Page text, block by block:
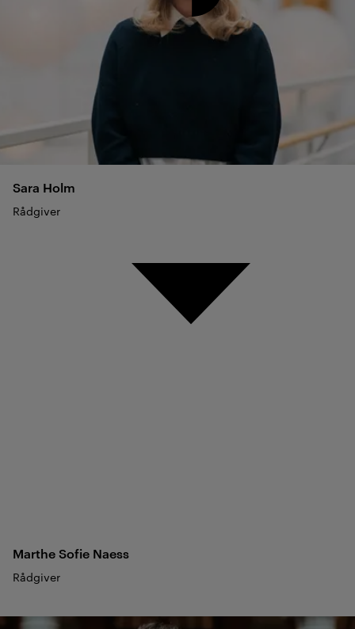
Sara Holm
Rådgiver
Marthe Sofie Naess
Rådgiver